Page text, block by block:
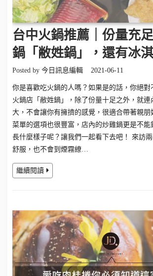
台中火鍋推薦｜份量充
鍋「敝姓鍋」，還有冰
Posted by 今日訊息編輯 2021-06-11
你是喜歡吃火鍋的人嗎？如果是的話，你絕對
火鍋店「敝姓鍋」，除了份量十足之外，就連
大，不會讓你有擁擠的感覺，很適合帶著親朋
菜單的選項也很豐富，店內的炒雞鍋更是不能
長什麼樣子呢？讓我們一起看下去吧！ 來訪
舒服，也不會到煙霧繚…
繼續閱讀